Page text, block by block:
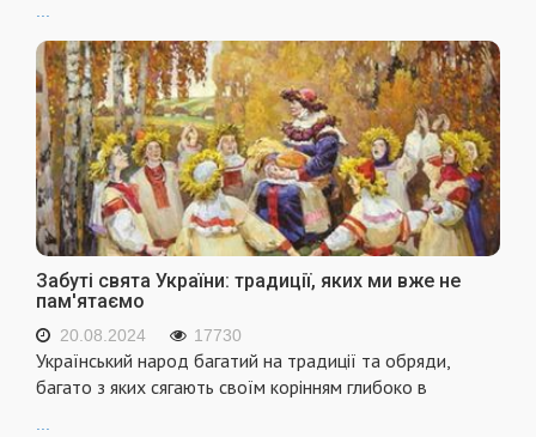
Забуті свята України: традиції, яких ми вже не
пам'ятаємо
20.08.2024 17730
Український народ багатий на традиції та обряди,
багато з яких сягають своїм корінням глибоко в
...